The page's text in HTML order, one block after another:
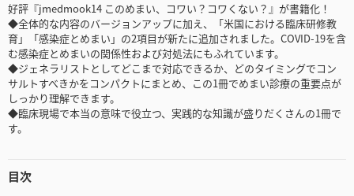
好評『jmedmook14 このめまい、コワい？コワくない？』が書籍化！
◆全体的な内容のバージョンアップに加え、「米国における臨床研修教
育」「感染症とめまい」の2項目が新たに追加されました。COVID-19を含
む感染症とめまいの関係性および対処法にもふれています。
◆ジェネラリストとしてどこまで対応できるか、どのタイミングでコン
サルトすべきかをコンパクトにまとめ、この1冊でめまい診療の重要点が
しっかり理解できます。
◆臨床現場で本当の意味で役立つ、実践的な知識が盛りだくさんの1冊で
す。
目次